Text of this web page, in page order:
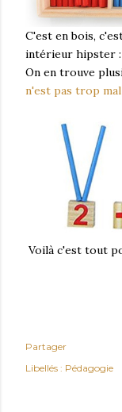
C'est en bois,
intérieur hipster :
On en trouve
n'est pas trop
Voilà c'est tout
Partager
Libellés : Pédagogie